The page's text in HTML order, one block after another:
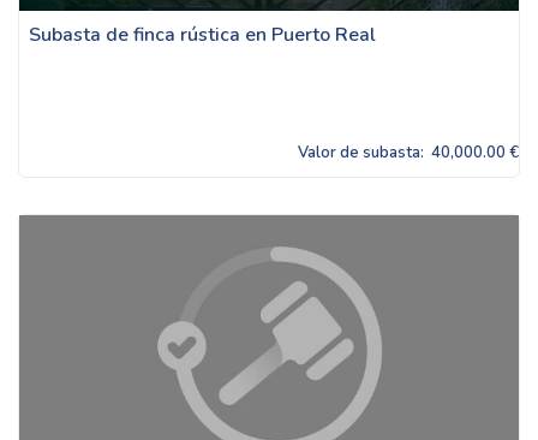
Subasta de finca rústica en Puerto Real
Valor de subasta: 40,000.00 €